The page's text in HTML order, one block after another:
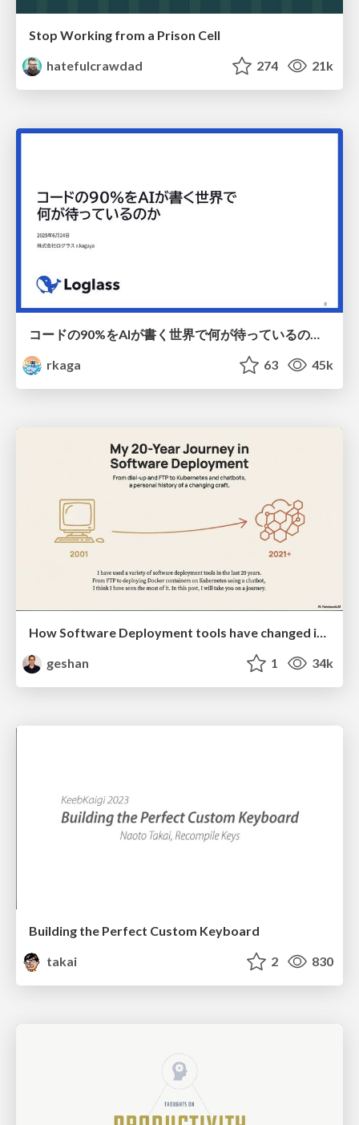
Stop Working from a Prison Cell
hatefulcrawdad
274 21k
rkaga
63 45k
How Software Deployment tools have changed in the past 20 years
geshan
1 34k
Building the Perfect Custom Keyboard
takai
2 830